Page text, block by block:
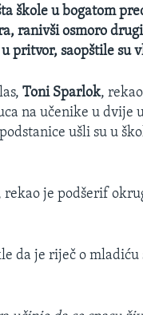
škole u bogatom
ranivši osmoro
pritvor, saopštile su
Toni Sparlok,
na učenike u dvije
ušli su u
rekao je podšerif
da je riječ o mladiću